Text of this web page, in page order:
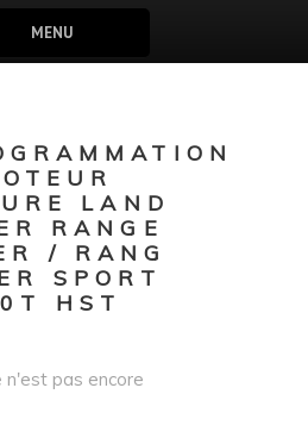
MENU
LAND
RANGE
/ RANG
SPORT
HST
pas encore